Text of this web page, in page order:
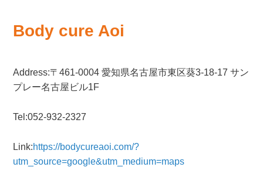
Body cure Aoi
Address:〒461-0004 愛知県名古屋市東区葵3-18-17 サン
プレー名古屋ビル1F
Tel:052-932-2327
Link:https://bodycureaoi.com/?
utm_source=google&utm_medium=maps